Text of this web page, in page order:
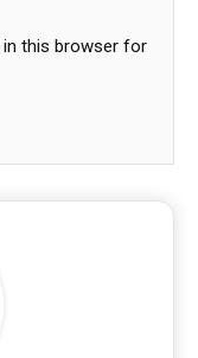
in this browser for